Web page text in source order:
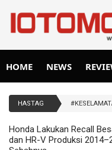
HOME NEWS
HASTAG
Honda Lakukan Recall
dan HR-V Produksi